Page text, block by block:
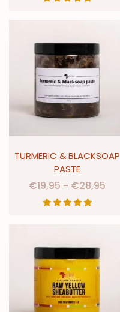
TURMERIC & BLACKSOAP
PASTE
€19,95 - €28,95